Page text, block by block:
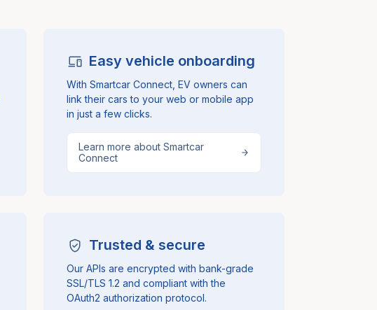
Easy vehicle onboarding
With Smartcar Connect, EV owners can
link their cars to your web or mobile app
in just a few clicks.
Learn more about Smartcar
Connect
Trusted & secure
Our APIs are encrypted with bank-grade
SSL/TLS 1.2 and compliant with the
OAuth2 authorization protocol.